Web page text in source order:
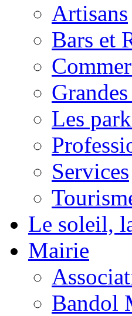
Artisans
Bars et
Les
Services
Le soleil,
Mairie
Bandol